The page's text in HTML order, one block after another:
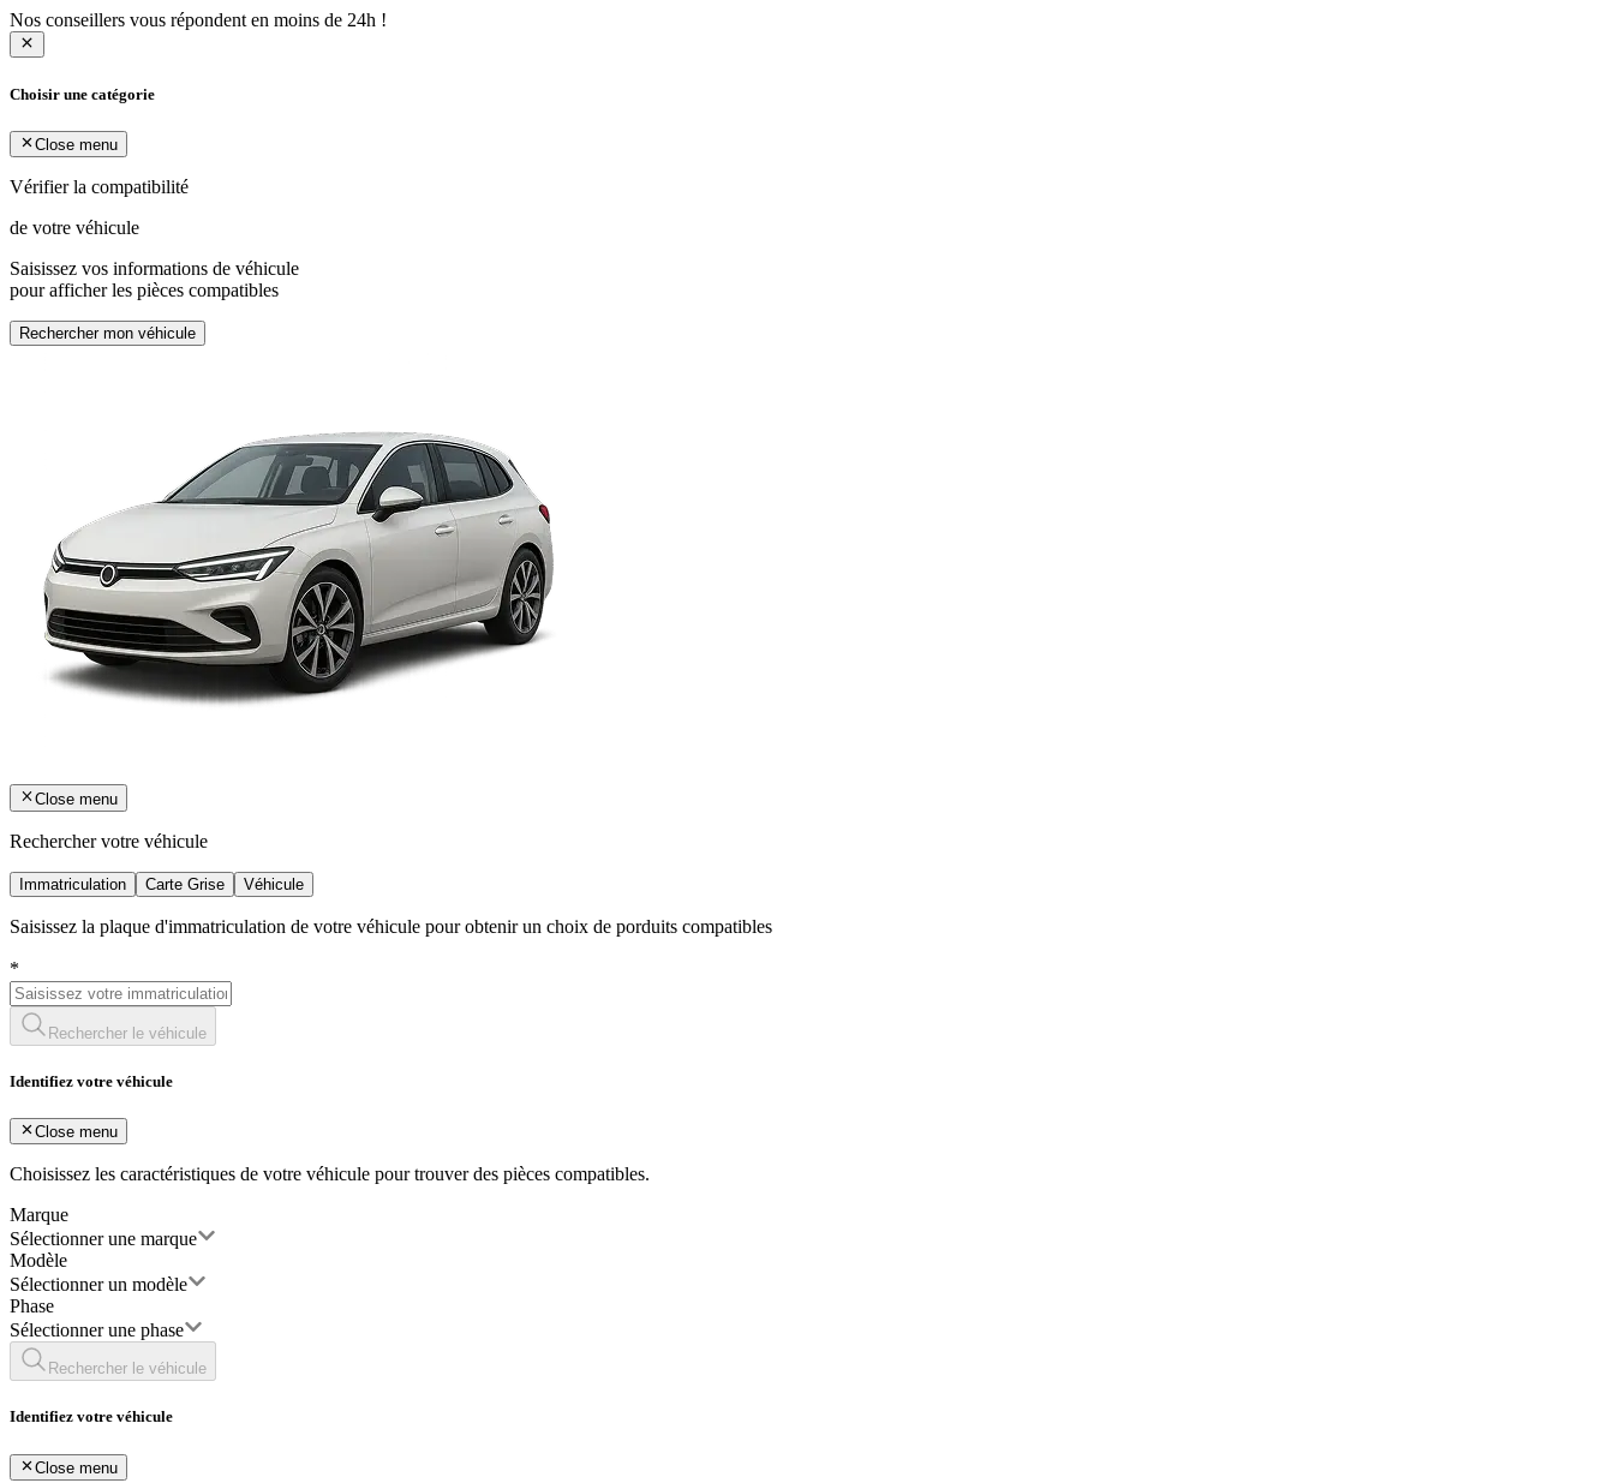
Nos conseillers vous répondent en moins de 24h !
Choisir une catégorie
Close menu
Vérifier la compatibilité
de votre véhicule
Saisissez vos informations de véhicule
pour afficher les pièces compatibles
Rechercher mon véhicule
Close menu
Rechercher votre véhicule
Immatriculation Carte Grise Véhicule
Saisissez la plaque d'immatriculation de votre véhicule pour obtenir un choix de porduits compatibles
*
Rechercher le véhicule
Identifiez votre véhicule
Close menu
Choisissez les caractéristiques de votre véhicule pour trouver des pièces compatibles.
Marque
Sélectionner une marque
Modèle
Sélectionner un modèle
Phase
Sélectionner une phase
Rechercher le véhicule
Identifiez votre véhicule
Close menu